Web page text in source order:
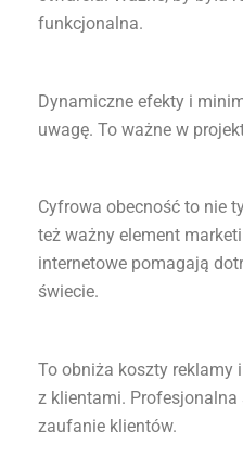
funkcjonalna.
Dynamiczne efekty i
uwagę. To ważne w
Cyfrowa obecność to nie
też ważny element
internetowe pomagają
świecie.
To obniża koszty reklamy
z klientami.
zaufanie klientów.